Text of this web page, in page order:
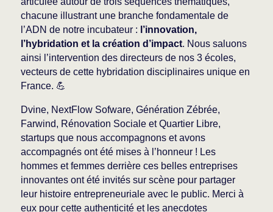
chacune illustrant une branche fondamentale de
l’ADN de notre incubateur : l’innovation,
l’hybridation et la création d’impact. Nous saluons
ainsi l’intervention des directeurs de nos 3 écoles,
vecteurs de cette hybridation disciplinaires unique en
France. 💪
Dvine, NextFlow Sofware, Génération Zébrée,
Farwind, Rénovation Sociale et Quartier Libre,
startups que nous accompagnons et avons
accompagnés ont été mises à l’honneur ! Les
hommes et femmes derrière ces belles entreprises
innovantes ont été invités sur scène pour partager
leur histoire entrepreneuriale avec le public. Merci à
eux pour cette authenticité et les anecdotes